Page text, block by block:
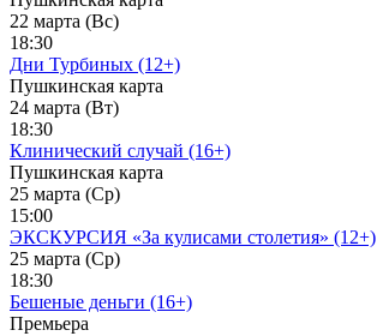
22 марта (Вс)
18:30
Дни Турбиных (12+)
Пушкинская карта
24 марта (Вт)
18:30
Клинический случай (16+)
Пушкинская карта
25 марта (Ср)
15:00
ЭКСКУРСИЯ «За кулисами столетия» (12+)
25 марта (Ср)
18:30
Бешеные деньги (16+)
Премьера